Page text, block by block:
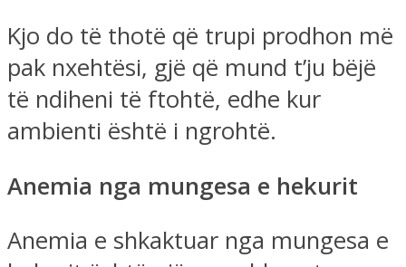
Kjo do të thotë që trupi prodhon më
pak nxehtësi, gjë që mund t’ju bëjë
të ndiheni të ftohtë, edhe kur
ambienti është i ngrohtë.
Anemia nga mungesa e hekurit
Anemia e shkaktuar nga mungesa e